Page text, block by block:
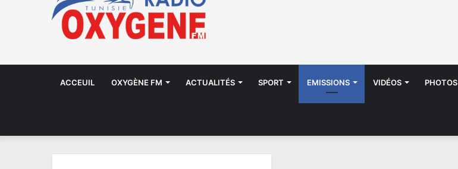
ACCEUIL OXYGÈNE FM ACTUALITÉS SPORT EMISSIONS VIDÉOS PHOTOS